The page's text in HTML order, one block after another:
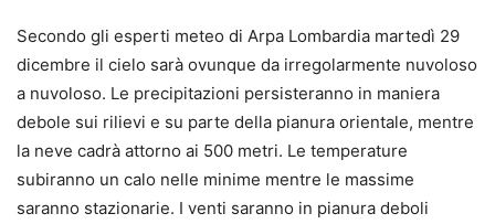
Secondo gli esperti meteo di Arpa Lombardia martedì 29
dicembre il cielo sarà ovunque da irregolarmente nuvoloso
a nuvoloso. Le precipitazioni persisteranno in maniera
debole sui rilievi e su parte della pianura orientale, mentre
la neve cadrà attorno ai 500 metri. Le temperature
subiranno un calo nelle minime mentre le massime
saranno stazionarie. I venti saranno in pianura deboli